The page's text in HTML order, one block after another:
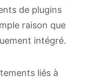
de plugins
raison que
intégré.
liés à